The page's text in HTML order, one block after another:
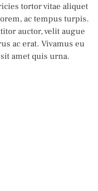
tortor vitae aliquet
ac tempus turpis.
auctor, velit augue
ac erat. Vivamus eu
amet quis urna.